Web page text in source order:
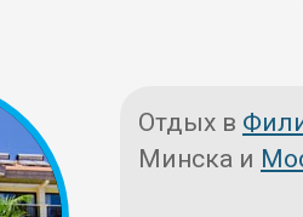
Отдых в
Минска и